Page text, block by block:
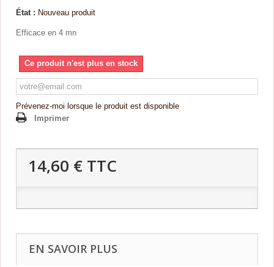
État : Nouveau produit
Efficace en 4 mn
Ce produit n'est plus en stock
Prévenez-moi lorsque le produit est disponible
Imprimer
14,60 € TTC
EN SAVOIR PLUS